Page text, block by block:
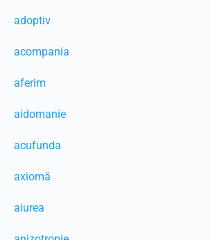
adoptiv
acompania
aferim
aidomanie
acufunda
axiomă
aiurea